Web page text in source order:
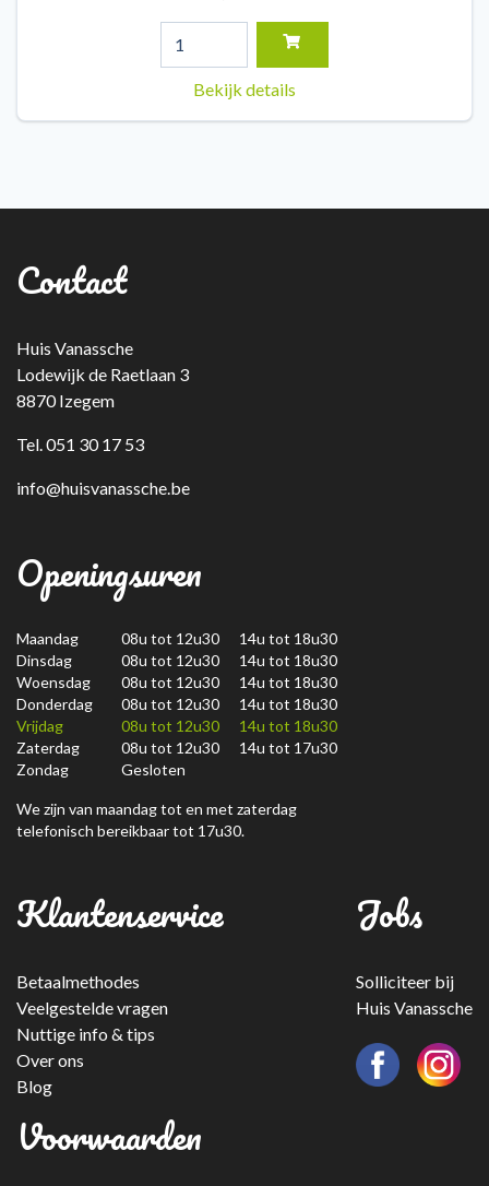
Bekijk details
Contact
Huis Vanassche
Lodewijk de Raetlaan 3
8870 Izegem
Tel. 051 30 17 53
info@huisvanassche.be
Openingsuren
Maandag
08u tot 12u30 14u tot 18u30
Dinsdag
08u tot 12u30 14u tot 18u30
Woensdag
08u tot 12u30 14u tot 18u30
Donderdag
08u tot 12u30 14u tot 18u30
Vrijdag
08u tot 12u30 14u tot 18u30
Zaterdag
08u tot 12u30 14u tot 17u30
Zondag
Gesloten
We zijn van maandag tot en met zaterdag
telefonisch bereikbaar tot 17u30.
Klantenservice
Betaalmethodes
Veelgestelde vragen
Nuttige info & tips
Over ons
Blog
Jobs
Solliciteer bij
Huis Vanassche
Voorwaarden